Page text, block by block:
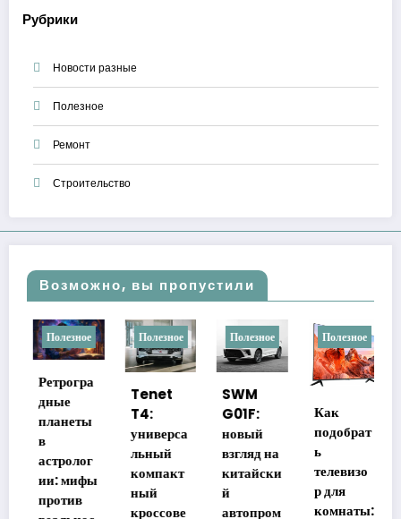
Рубрики
Новости разные
Полезное
Ремонт
Строительство
Возможно, вы пропустили
мифы
Полезное
Tenet
компакт
ный
Полезное
SWM
новый
взгляд на
китайски
автопром
Полезное
Как
подобрат
ь
телевизо
комнаты:
Полезное
выбрать
ую,